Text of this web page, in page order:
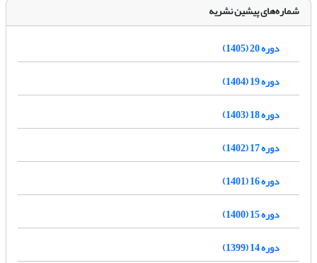
شماره‌های پیشین نشریه
دوره 20 (1405)
دوره 19 (1404)
دوره 18 (1403)
دوره 17 (1402)
دوره 16 (1401)
دوره 15 (1400)
دوره 14 (1399)